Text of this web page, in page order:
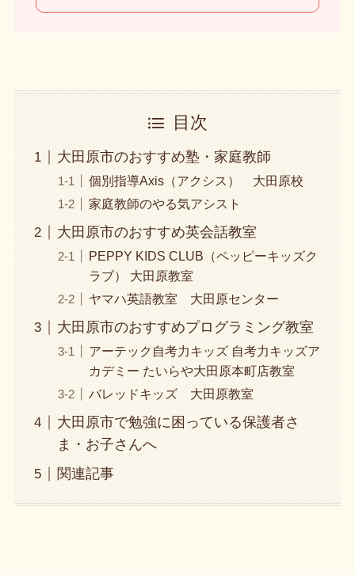
目次
大田原市のおすすめ塾・家庭教師
個別指導Axis（アクシス） 大田原校
家庭教師のやる気アシスト
大田原市のおすすめ英会話教室
PEPPY KIDS CLUB（ペッピーキッズク
ラブ） 大田原教室
ヤマハ英語教室 大田原センター
大田原市のおすすめプログラミング教室
アーテック自考力キッズ 自考力キッズア
カデミー たいらや大田原本町店教室
バレッドキッズ 大田原教室
大田原市で勉強に困っている保護者さ
ま・お子さんへ
関連記事